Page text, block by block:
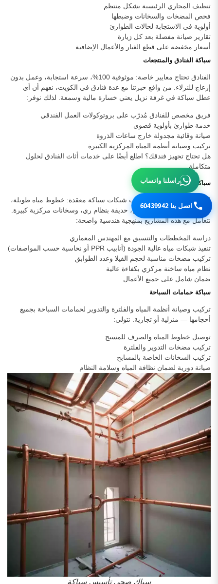
تنظيف المجاري الرئيسية بشكل منتظم
فحص المضخات والسخانات وضبطها
أولوية في الاستجابة لحالات الطوارئ
تقارير صيانة مفصلة بعد كل زيارة
أسعار مخفضة على قطع الغيار والأعمال الإضافية
سباكة الفنادق والمنتجعات
الفنادق تحتاج معايير خاصة: موثوقية 100%، سرعة استجابة، وعمل بدون
إزعاج للنزلاء. من واقع خبرتنا مع عدة فنادق في الكويت، نفهم أن أي
عطل سباكة في غرفة نزيل يعني خسارة مالية وسمعة. لذلك نوفر:
فريق مخصص للفنادق مُدرّب على بروتوكولات العمل الفندقي
خدمة طوارئ بأولوية قصوى
صيانة وقائية مجدولة خارج ساعات الذروة
تركيب وصيانة أنظمة المياه المركزية الكبيرة
هل تحتاج تجهيز فندقك؟ اطلع أيضًا على خدمات أثاث الفنادق لحلول
متكاملة.
سباكة القصور والفلل الفاخرة
القصور والفلل الكبيرة تتطلب شبكات سباكة معقدة: خطوط مياه طويلة،
عدة حمامات ومطابخ، مسبح، حديقة بنظام ري، وسخانات مركزية كبيرة.
نتعامل مع هذه المشاريع بمنهجية هندسية واضحة:
دراسة المخططات والتنسيق مع المهندس المعماري
تنفيذ شبكات مياه عالية الجودة (أنابيب PPR أو نحاسية حسب المواصفات)
تركيب مضخات مناسبة لحجم الفيلا وعدد الطوابق
نظام مياه ساخنة مركزي بكفاءة عالية
ضمان شامل على جميع الأعمال
سباكة حمامات السباحة
تركيب وصيانة أنظمة المياه والفلترة والتدوير لحمامات السباحة بجميع
أحجامها — منزلية أو تجارية. نتولى:
توصيل خطوط المياه والصرف للمسبح
تركيب مضخات التدوير والفلترة
تركيب السخانات الخاصة بالمسابح
صيانة دورية لضمان نظافة المياه وسلامة النظام
سباك صحي تأسيس سباكة
راسلنا واتساب
اتصل بنا 60439942